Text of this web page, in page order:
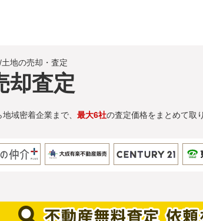
地の売却・査定
却査定
域密着企業まで、 最大6社の査定価格をまとめて取